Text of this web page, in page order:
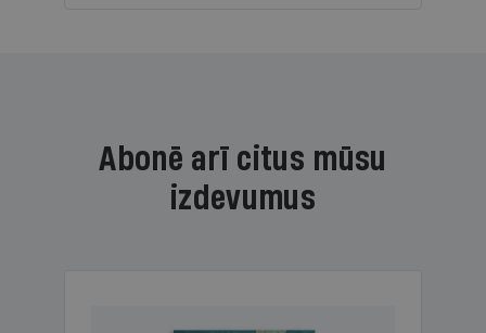
Abonē arī citus mūsu
izdevumus